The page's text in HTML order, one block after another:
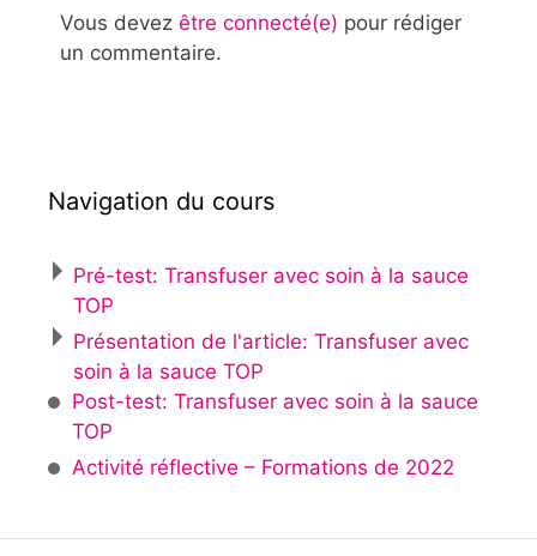
Vous devez être connecté(e) pour rédiger
un commentaire.
Navigation du cours
Pré-test: Transfuser avec soin à la sauce
TOP
Présentation de l'article: Transfuser avec
soin à la sauce TOP
Post-test: Transfuser avec soin à la sauce
TOP
Activité réflective – Formations de 2022